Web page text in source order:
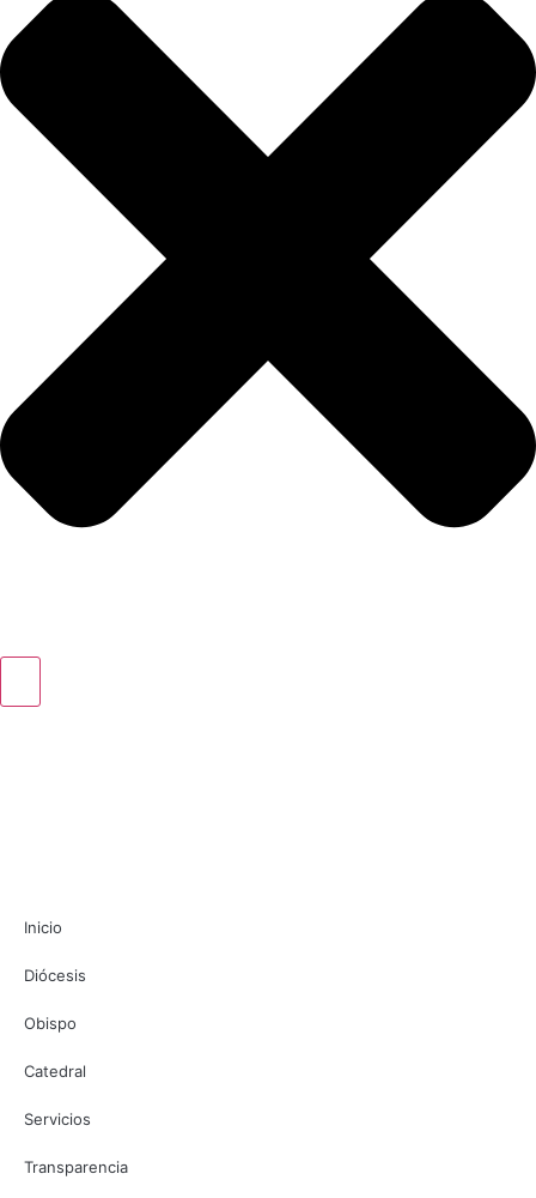
Inicio
Diócesis
Obispo
Catedral
Servicios
Transparencia